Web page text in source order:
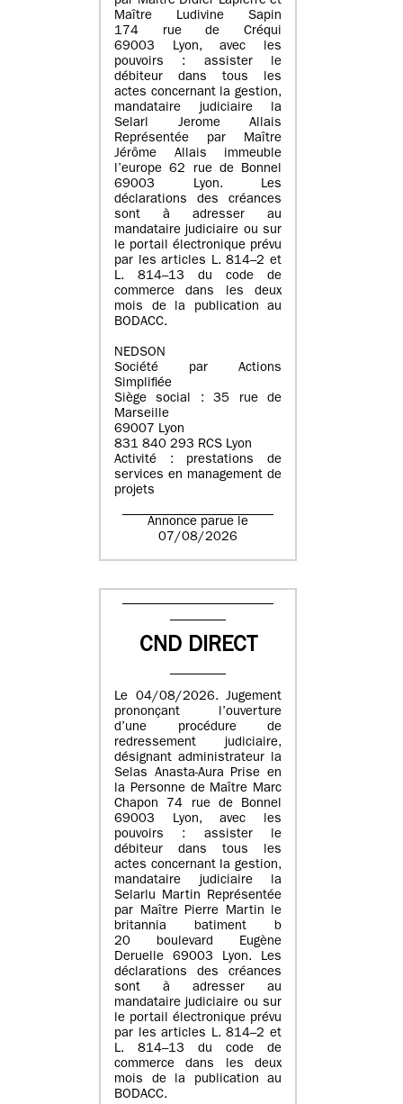
Maître Ludivine Sapin
174 rue de Créqui
69003 Lyon, avec les
pouvoirs : assister le
débiteur dans tous les
actes concernant la gestion,
mandataire judiciaire la
Selarl Jerome Allais
Représentée par Maître
Jérôme Allais immeuble
l’europe 62 rue de Bonnel
69003 Lyon. Les
déclarations des créances
sont à adresser au
mandataire judiciaire ou sur
le portail électronique prévu
par les articles L. 814–2 et
L. 814–13 du code de
commerce dans les deux
mois de la publication au
BODACC.
NEDSON
Société par Actions
Simplifiée
Siège social : 35 rue de
Marseille
69007 Lyon
831 840 293 RCS Lyon
Activité : prestations de
services en management de
projets
Annonce parue le
07/08/2026
CND DIRECT
Le 04/08/2026. Jugement
prononçant l’ouverture
d’une procédure de
redressement judiciaire,
désignant administrateur la
Selas Anasta-Aura Prise en
la Personne de Maître Marc
Chapon 74 rue de Bonnel
69003 Lyon, avec les
pouvoirs : assister le
débiteur dans tous les
actes concernant la gestion,
mandataire judiciaire la
Selarlu Martin Représentée
par Maître Pierre Martin le
britannia batiment b
20 boulevard Eugène
Deruelle 69003 Lyon. Les
déclarations des créances
sont à adresser au
mandataire judiciaire ou sur
le portail électronique prévu
par les articles L. 814–2 et
L. 814–13 du code de
commerce dans les deux
mois de la publication au
BODACC.